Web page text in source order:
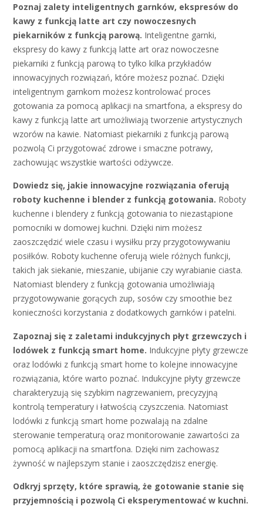
Poznaj zalety inteligentnych garnków, ekspresów do
kawy z funkcją latte art czy nowoczesnych
piekarników z funkcją parową. Inteligentne garnki,
ekspresy do kawy z funkcją latte art oraz nowoczesne
piekarniki z funkcją parową to tylko kilka przykładów
innowacyjnych rozwiązań, które możesz poznać. Dzięki
inteligentnym garnkom możesz kontrolować proces
gotowania za pomocą aplikacji na smartfona, a ekspresy do
kawy z funkcją latte art umożliwiają tworzenie artystycznych
wzorów na kawie. Natomiast piekarniki z funkcją parową
pozwolą Ci przygotować zdrowe i smaczne potrawy,
zachowując wszystkie wartości odżywcze.
Dowiedz się, jakie innowacyjne rozwiązania oferują
roboty kuchenne i blender z funkcją gotowania. Roboty
kuchenne i blendery z funkcją gotowania to niezastąpione
pomocniki w domowej kuchni. Dzięki nim możesz
zaoszczędzić wiele czasu i wysiłku przy przygotowywaniu
posiłków. Roboty kuchenne oferują wiele różnych funkcji,
takich jak siekanie, mieszanie, ubijanie czy wyrabianie ciasta.
Natomiast blendery z funkcją gotowania umożliwiają
przygotowywanie gorących zup, sosów czy smoothie bez
konieczności korzystania z dodatkowych garnków i patelni.
Zapoznaj się z zaletami indukcyjnych płyt grzewczych i
lodówek z funkcją smart home. Indukcyjne płyty grzewcze
oraz lodówki z funkcją smart home to kolejne innowacyjne
rozwiązania, które warto poznać. Indukcyjne płyty grzewcze
charakteryzują się szybkim nagrzewaniem, precyzyjną
kontrolą temperatury i łatwością czyszczenia. Natomiast
lodówki z funkcją smart home pozwalają na zdalne
sterowanie temperaturą oraz monitorowanie zawartości za
pomocą aplikacji na smartfona. Dzięki nim zachowasz
żywność w najlepszym stanie i zaoszczędzisz energię.
Odkryj sprzęty, które sprawią, że gotowanie stanie się
przyjemnością i pozwolą Ci eksperymentować w kuchni.